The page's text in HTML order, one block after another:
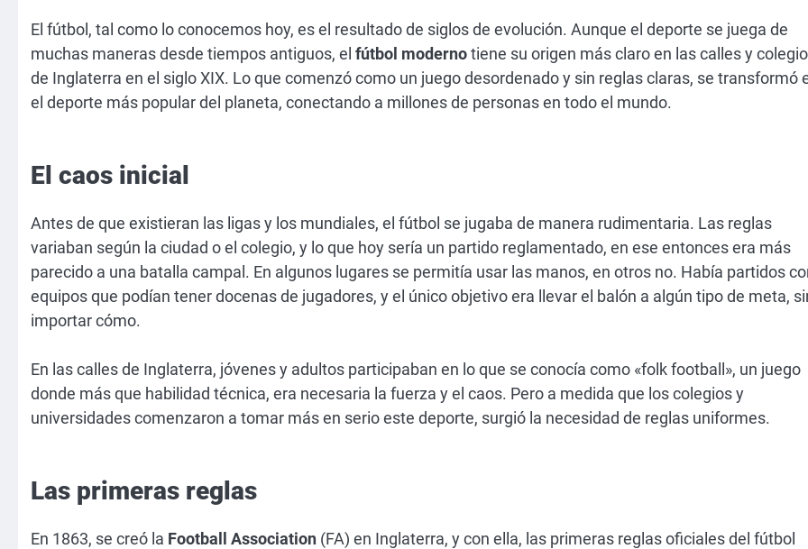
El fútbol, tal como lo conocemos hoy, es el resultado de siglos de evolución. Aunque el deporte se juega de
muchas maneras desde tiempos antiguos, el fútbol modernotiene su origen más claro en las calles y
de Inglaterra en el siglo XIX. Lo que comenzó como un juego desordenado y sin reglas claras, se transformó
el deporte más popular del planeta, conectando a millones de personas en todo el mundo.
El caos inicial
Antes de que existieran las ligas y los mundiales, el fútbol se jugaba de manera rudimentaria. Las reglas
variaban según la ciudad o el colegio, y lo que hoy sería un partido reglamentado, en ese entonces era más
parecido a una batalla campal. En algunos lugares se permitía usar las manos, en otros no. Había partidos
equipos que podían tener docenas de jugadores, y el único objetivo era llevar el balón a algún tipo de meta,
importar cómo.
En las calles de Inglaterra, jóvenes y adultos participaban en lo que se conocía como «folk football», un juego
donde más que habilidad técnica, era necesaria la fuerza y el caos. Pero a medida que los colegios y
universidades comenzaron a tomar más en serio este deporte, surgió la necesidad de reglas uniformes.
Las primeras reglas
En 1863, se creó la Football Association (FA) en Inglaterra, y con ella, las primeras reglas oficiales del fútbol